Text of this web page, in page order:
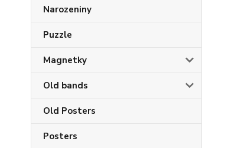
Narozeniny
Puzzle
Magnetky
Old bands
Old Posters
Posters